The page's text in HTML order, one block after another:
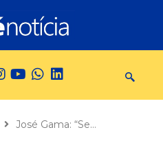
José Gama: “Se…